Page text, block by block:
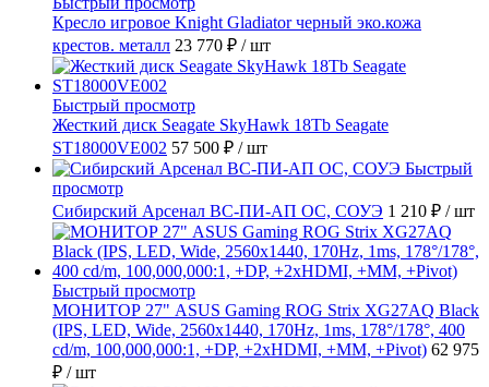
Кресло игровое Knight Gladiator черный эко.кожа
крестов. металл 23 770 ₽ / шт
Быстрый просмотр
Жесткий диск Seagate SkyHawk 18Tb Seagate
ST18000VE002 57 500 ₽ / шт
Быстрый
просмотр
Сибирский Арсенал ВС-ПИ-АП ОС, СОУЭ 1 210 ₽ / шт
Быстрый просмотр
МОНИТОР 27" ASUS Gaming ROG Strix XG27AQ Black
(IPS, LED, Wide, 2560x1440, 170Hz, 1ms, 178°/178°, 400
cd/m, 100,000,000:1, +DP, +2хHDMI, +MM, +Pivot) 62 975
₽ / шт